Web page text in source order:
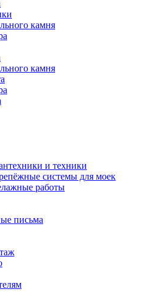
камня
камня
и техники
системы для моек
работы
письма